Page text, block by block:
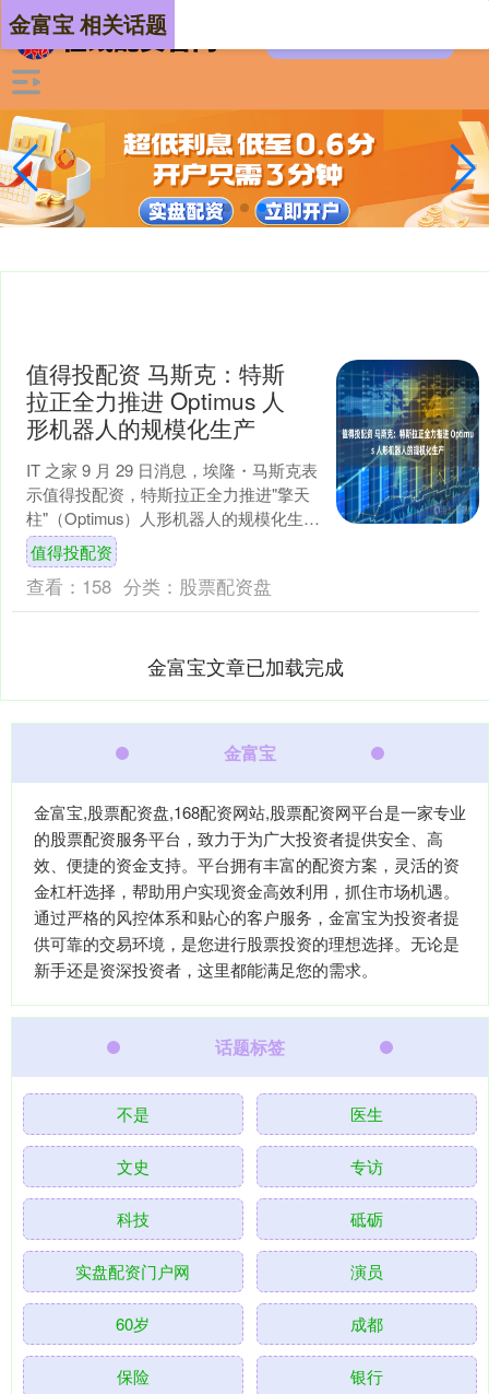
金富宝 相关话题
值得投配资 马斯克：特斯
拉正全力推进 Optimus 人
形机器人的规模化生产
IT 之家 9 月 29 日消息，埃隆・马斯克表
示值得投配资，特斯拉正全力推进"擎天
柱"（Optimus）人形机器人的规模化生
产。在他看来，这款产品最终将成为
特....
值得投配资
查看： 158 分类： 股票配资盘
金富宝文章已加载完成
金富宝
金富宝,股票配资盘,168配资网站,股票配资网平台是一家专业
的股票配资服务平台，致力于为广大投资者提供安全、高
效、便捷的资金支持。平台拥有丰富的配资方案，灵活的资
金杠杆选择，帮助用户实现资金高效利用，抓住市场机遇。
通过严格的风控体系和贴心的客户服务，金富宝为投资者提
供可靠的交易环境，是您进行股票投资的理想选择。无论是
新手还是资深投资者，这里都能满足您的需求。
话题标签
不是 医生
文史 专访
科技 砥砺
实盘配资门户网 演员
60岁 成都
保险 银行